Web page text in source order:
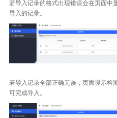
若导入记录的格式出现错误会在页面中
导入的记录。
若导入记录全部正确无误，页面显示检
可完成导入。